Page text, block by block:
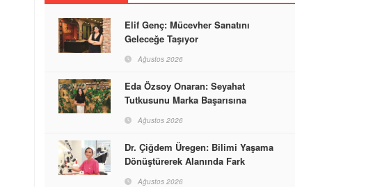
Elif Genç: Mücevher Sanatını
Geleceğe Taşıyor
Ağustos 2026
Eda Özsoy Onaran: Seyahat
Tutkusunu Marka Başarısına
Ağustos 2026
Dr. Çiğdem Üregen: Bilimi Yaşama
Dönüştürerek Alanında Fark
Ağustos 2026